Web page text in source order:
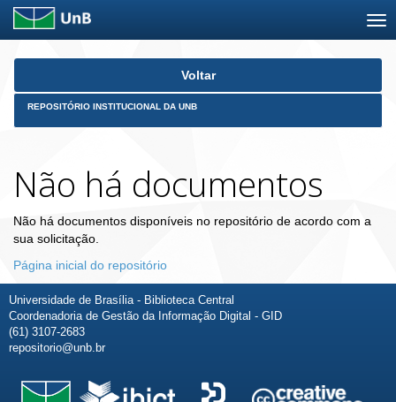
Skip
Voltar
REPOSITÓRIO INSTITUCIONAL DA UNB
Não há documentos
Não há documentos disponíveis no repositório de acordo com a
sua solicitação.
Página inicial do repositório
Universidade de Brasília - Biblioteca Central
Coordenadoria de Gestão da Informação Digital - GID
(61) 3107-2683
repositorio@unb.br